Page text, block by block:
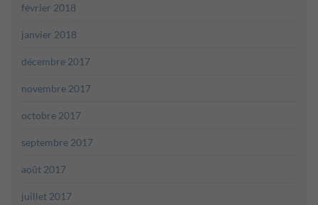
février 2018
janvier 2018
décembre 2017
novembre 2017
octobre 2017
septembre 2017
août 2017
juillet 2017